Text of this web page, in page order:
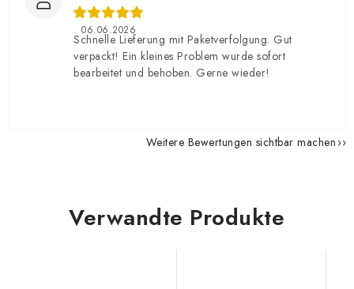
06.06.2026
Schnelle Lieferung mit Paketverfolgung. Gut
verpackt! Ein kleines Problem wurde sofort
bearbeitet und behoben. Gerne wieder!
Weitere Bewertungen sichtbar machen
Verwandte Produkte